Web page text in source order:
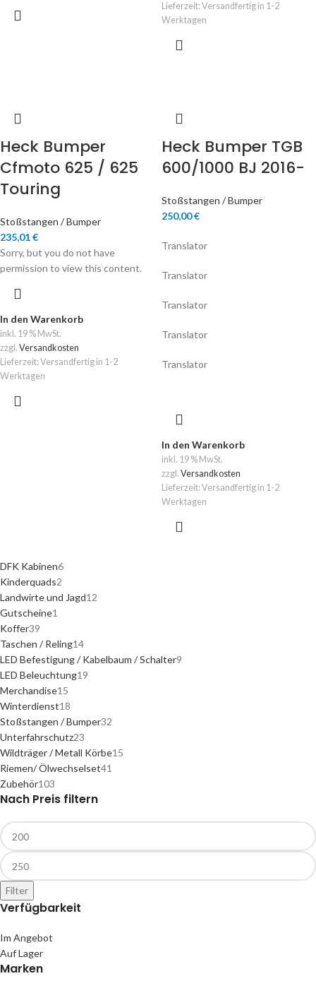
DFK Kabinen6
Kinderquads2
Landwirte und Jagd12
Gutscheine1
Koffer39
Taschen / Reling14
LED Befestigung / Kabelbaum / Schalter9
LED Beleuchtung19
Merchandise15
Winterdienst18
Stoßstangen / Bumper32
Unterfahrschutz23
Wildträger / Metall Körbe15
Riemen/ Ölwechselset41
Zubehör103
Nach Preis filtern
Filter
Verfügbarkeit
Im Angebot
Auf Lager
Marken
Lieferzeit: Versandfertig in 1-2
Werktagen
Heck Bumper
Cfmoto 625 / 625
Touring
Stoßstangen / Bumper
235,01€
Sorry, but you do not have
permission to view this content.
In den Warenkorb
inkl. 19 % MwSt.
zzgl. Versandkosten
Lieferzeit: Versandfertig in 1-2
Werktagen
Heck Bumper TGB
600/1000 BJ 2016-
Stoßstangen / Bumper
250,00€
Translator
Translator
Translator
Translator
Translator
In den Warenkorb
inkl. 19 % MwSt.
zzgl. Versandkosten
Lieferzeit: Versandfertig in 1-2
Werktagen